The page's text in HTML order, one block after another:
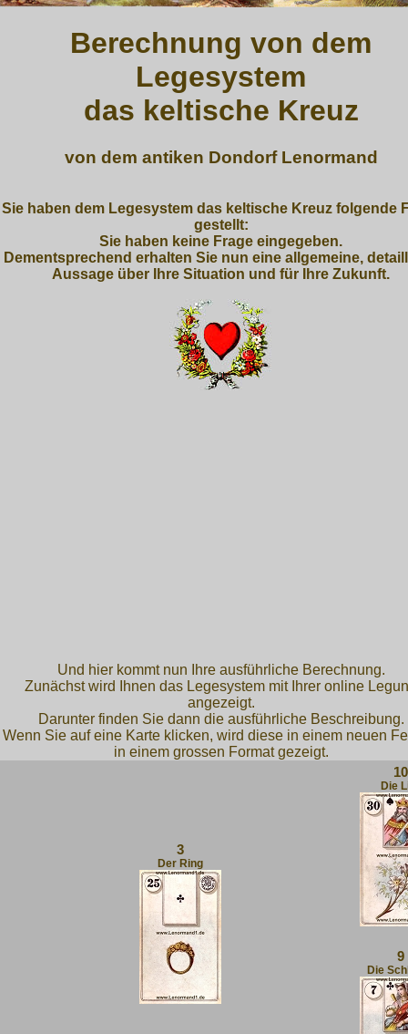
Berechnung von dem
Legesystem
das keltische Kreuz
von dem antiken Dondorf Lenormand
Sie haben dem Legesystem das keltische Kreuz folgende
gestellt:
Sie haben keine Frage eingegeben.
Dementsprechend erhalten Sie nun eine allgemeine,
Aussage über Ihre Situation und für Ihre Zukunft.
Und hier kommt nun Ihre ausführliche Berechnung.
Zunächst wird Ihnen das Legesystem mit Ihrer online
angezeigt.
Darunter finden Sie dann die ausführliche Beschreibung.
Wenn Sie auf eine Karte klicken, wird diese in einem neuen
in einem grossen Format gezeigt.
10
Die
3
Der Ring
9
Die